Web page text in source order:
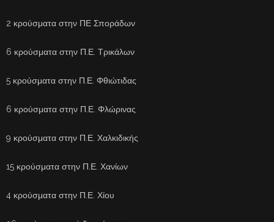
2 κρούσματα στην ΠΕ Σποράδων
6 κρούσματα στην Π.Ε. Τρικάλων
5 κρούσματα στην Π.Ε. Φθιώτιδας
6 κρούσματα στην Π.Ε. Φλώρινας
9 κρούσματα στην Π.Ε. Χαλκιδικής
15 κρούσματα στην Π.Ε. Χανίων
4 κρούσματα στην Π.Ε. Χίου